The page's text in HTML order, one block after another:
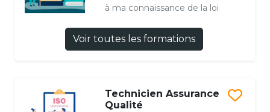
à ma connaissance de la loi
Voir toutes les formations
Technicien Assurance
Qualité